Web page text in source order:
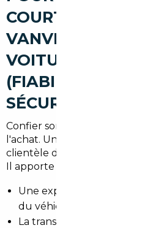
COURTIER
VANVES POUR
VOITURE
(FIABILITÉ,
SÉCURISATION)
Confier son projet à un
l'achat. Un courtier connaît les
clientèle de Vanves et des
Il apporte :
Une expertise technique
du véhicule.
La transparence des coûts et